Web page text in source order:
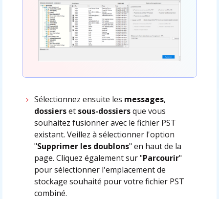
Sélectionnez ensuite les messages,
dossierset sous-dossiersque vous
souhaitez fusionner avec le fichier PST
existant. Veillez à sélectionner l'option
"Supprimer les doublons" en haut de la
page. Cliquez également sur "Parcourir"
pour sélectionner l'emplacement de
stockage souhaité pour votre fichier PST
combiné.